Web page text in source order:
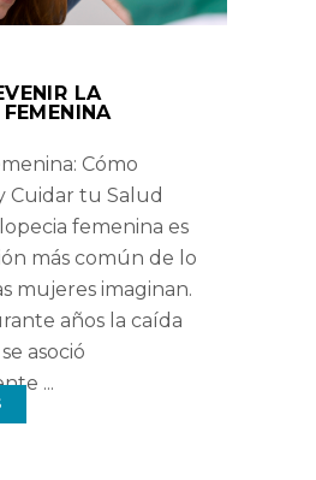
LA
Cómo
Cuidar tu Salud
femenina es
más común de lo
mujeres imaginan.
años la caída
asoció